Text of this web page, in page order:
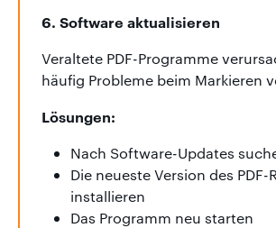
6. Software aktualisieren
Veraltete PDF-Programme
häufig Probleme beim Markieren
Lösungen:
Nach Software-Updates
Die neueste Version des PDF-
installieren
Das Programm neu starten